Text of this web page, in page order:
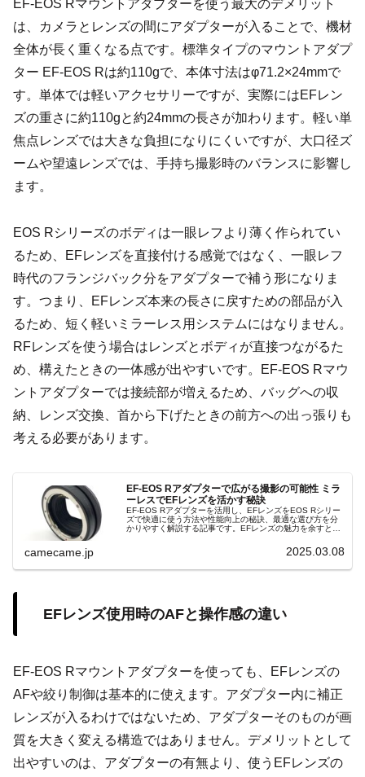
EF-EOS Rマウントアダプターを使う最大のデメリット
は、カメラとレンズの間にアダプターが入ることで、機材
全体が長く重くなる点です。標準タイプのマウントアダプ
ター EF-EOS Rは約110gで、本体寸法はφ71.2×24mmで
す。単体では軽いアクセサリーですが、実際にはEFレン
ズの重さに約110gと約24mmの長さが加わります。軽い単
焦点レンズでは大きな負担になりにくいですが、大口径ズ
ームや望遠レンズでは、手持ち撮影時のバランスに影響し
ます。
EOS Rシリーズのボディは一眼レフより薄く作られてい
るため、EFレンズを直接付ける感覚ではなく、一眼レフ
時代のフランジバック分をアダプターで補う形になりま
す。つまり、EFレンズ本来の長さに戻すための部品が入
るため、短く軽いミラーレス用システムにはなりません。
RFレンズを使う場合はレンズとボディが直接つながるた
め、構えたときの一体感が出やすいです。EF-EOS Rマウ
ントアダプターでは接続部が増えるため、バッグへの収
納、レンズ交換、首から下げたときの前方への出っ張りも
考える必要があります。
EF-EOS Rアダプターで広がる撮影の可能性 ミラ
ーレスでEFレンズを活かす秘訣
EF-EOS Rアダプターを活用し、EFレンズをEOS Rシリー
ズで快適に使う方法や性能向上の秘訣、最適な選び方を分
かりやすく解説する記事です。EFレンズの魅力を余すとこ
camecame.jp 2025.03.08
EFレンズ使用時のAFと操作感の違い
EF-EOS Rマウントアダプターを使っても、EFレンズの
AFや絞り制御は基本的に使えます。アダプター内に補正
レンズが入るわけではないため、アダプターそのものが画
質を大きく変える構造ではありません。デメリットとして
出やすいのは、アダプターの有無より、使うEFレンズの